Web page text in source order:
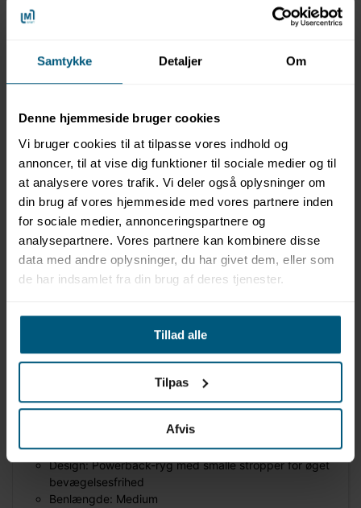
Samtykke Detaljer Om
Denne hjemmeside bruger cookies
Vi bruger cookies til at tilpasse vores indhold og
annoncer, til at vise dig funktioner til sociale medier og til
at analysere vores trafik. Vi deler også oplysninger om
din brug af vores hjemmeside med vores partnere inden
for sociale medier, annonceringspartnere og
analysepartnere. Vores partnere kan kombinere disse
data med andre oplysninger, du har givet dem, eller som
de har indsamlet fra din brug af deres tjenester.
Tillad alle
Tilpas
Afvis
131400375
Badedragt til piger |
Digital Allover
Information Specifikationer
Mærke: Speedo
Type: Girls Digital Placement Powerback
Materiale: 53 % genanvendt polyester, 47 % PBT
Stof: Endurance+ (høj klorresistens, hurtigtørrende,
slidstærk)
Design: Powerback-ryg med smalle stropper for øget
bevægelsesfrihed
Benlængde: Medium